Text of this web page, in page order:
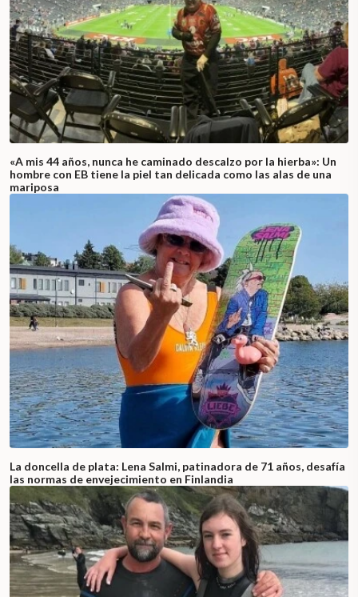
«A mis 44 años, nunca he caminado descalzo por la hierba»: Un
hombre con EB tiene la piel tan delicada como las alas de una
mariposa
La doncella de plata: Lena Salmi, patinadora de 71 años, desafía
las normas de envejecimiento en Finlandia